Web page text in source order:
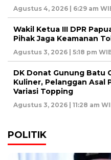
Agustus 4, 2026 | 6:29 am
Wakil Ketua III DPR
Pihak Jaga Keamanan
Agustus 3, 2026 | 5:18 pm
DK Donat Gunung Batu
Kuliner, Pelanggan Asal
Variasi Topping
Agustus 3, 2026 | 11:28 am
POLITIK